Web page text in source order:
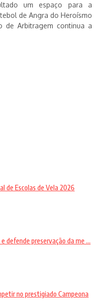
um espaço para a
de Angra do Heroísmo
de Arbitragem continua a
de Escolas de Vela 2026
defende preservação da me ...
no prestigiado Campeona